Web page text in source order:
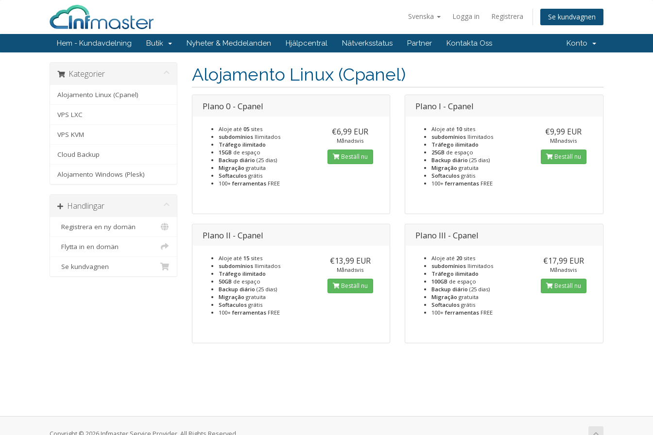
Svenska Logga in Registrera Se kundvagnen
Hem - Kundavdelning Butik Nyheter & Meddelanden Hjälpcentral Nätverksstatus Partner Kontakta Oss Konto
Kategorier
Alojamento Linux (Cpanel)
VPS LXC
VPS KVM
Cloud Backup
Alojamento Windows (Plesk)
Handlingar
Registrera en ny domän
Flytta in en domän
Se kundvagnen
Alojamento Linux (Cpanel)
Plano 0 - Cpanel
Aloje até 05sites
subdomíniosIlimitados
Tráfego ilimitado
15GB de espaço
Backup diário (25 dias)
Migração gratuita
Softaculosgrátis
100+ferramentasFREE
€6,99 EUR
Månadsvis
Beställ nu
Plano I - Cpanel
Aloje até10 sites
subdomínios Ilimitados
Tráfego ilimitado
25GB de espaço
Backup diário (25 dias)
Migração gratuita
Softaculos grátis
100+ferramentas FREE
€9,99 EUR
Månadsvis
Beställ nu
Plano II - Cpanel
Aloje até 15sites
subdomíniosIlimitados
Tráfego ilimitado
50GB de espaço
Backup diário (25 dias)
Migração gratuita
Softaculosgrátis
100+ferramentasFREE
€13,99 EUR
Månadsvis
Beställ nu
Plano III - Cpanel
Aloje até 20 sites
subdomínios Ilimitados
Tráfego ilimitado
100GB de espaço
Backup diário (25 dias)
Migração gratuita
Softaculos grátis
100+ferramentas FREE
€17,99 EUR
Månadsvis
Beställ nu